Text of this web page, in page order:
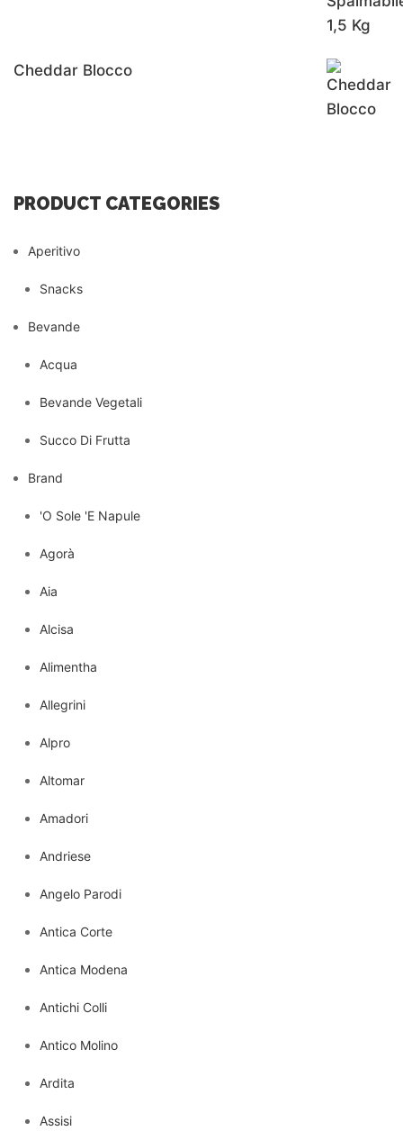
Cheddar Blocco
PRODUCT CATEGORIES
Aperitivo
Snacks
Bevande
Acqua
Bevande Vegetali
Succo Di Frutta
Brand
'O Sole 'E Napule
Agorà
Aia
Alcisa
Alimentha
Allegrini
Alpro
Altomar
Amadori
Andriese
Angelo Parodi
Antica Corte
Antica Modena
Antichi Colli
Antico Molino
Ardita
Assisi